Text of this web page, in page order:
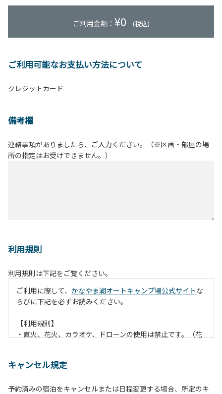
ご利用金額： ¥0 (税込)
ご利用可能なお支払い方法について
クレジットカード
備考欄
連絡事項がありましたら、ご入力ください。（※区画・部屋の場
所の指定はお受けできません。）
利用規則
利用規則は下記をご覧ください。
ご利用に際して、 かなやま湖オートキャンプ場公式サイトな
らびに下記を必ずお読みください。
【利用規則】
・直火、花火、カラオケ、ドローンの使用は禁止です。（花
て芝生が焼けないようご注意ください。
炭火、薪の燃え残ったものについては、灰・残り火入れに投
キャンセル規定
予約済みの宿泊をキャンセルまたは日程変更する場合、所定のキ